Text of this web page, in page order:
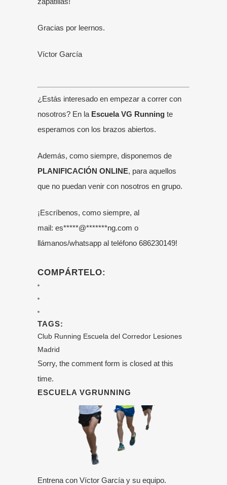
Gracias por leernos.
Víctor García
¿Estás interesado en empezar a correr con
nosotros? En la Escuela VG Running te
esperamos con los brazos abiertos.
Además, como siempre, disponemos de
PLANIFICACIÓN ONLINE, para aquellos
que no puedan venir con nosotros en grupo.
¡Escríbenos, como siempre, al
mail: es*****@*******ng.com o
llámanos/whatsapp al teléfono 686230149!
COMPÁRTELO:
TAGS:
Club Running Escuela del Corredor Lesiones
Madrid
Sorry, the comment form is closed at this
time.
ESCUELA VGRUNNING
Entrena con Víctor García y su equipo.